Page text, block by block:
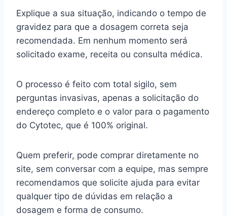
Explique a sua situação, indicando o tempo de
gravidez para que a dosagem correta seja
recomendada. Em nenhum momento será
solicitado exame, receita ou consulta médica.
O processo é feito com total sigilo, sem
perguntas invasivas, apenas a solicitação do
endereço completo e o valor para o pagamento
do Cytotec, que é 100% original.
Quem preferir, pode comprar diretamente no
site, sem conversar com a equipe, mas sempre
recomendamos que solicite ajuda para evitar
qualquer tipo de dúvidas em relação a
dosagem e forma de consumo.